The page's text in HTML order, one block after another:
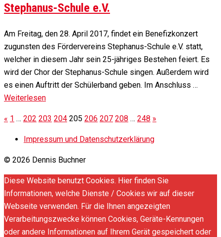
Stephanus-Schule e.V.
Am Freitag, den 28. April 2017, findet ein Benefizkonzert
zugunsten des Fördervereins Stephanus-Schule e.V. statt,
welcher in diesem Jahr sein 25-jähriges Bestehen feiert. Es
wird der Chor der Stephanus-Schule singen. Außerdem wird
es einen Auftritt der Schülerband geben. Im Anschluss …
Weiterlesen
« 1 … 202 203 204 205 206 207 208 … 248 »
Impressum und Datenschutzerklärung
© 2026 Dennis Buchner
Diese Website benutzt Cookies. Hier finden Sie
Informationen, welche Dienste / Cookies wir auf dieser
Webseite verwenden. Für die Ihnen angezeigten
Verarbeitungszwecke können Cookies, Geräte-Kennungen
oder andere Informationen auf Ihrem Gerät gespeichert oder